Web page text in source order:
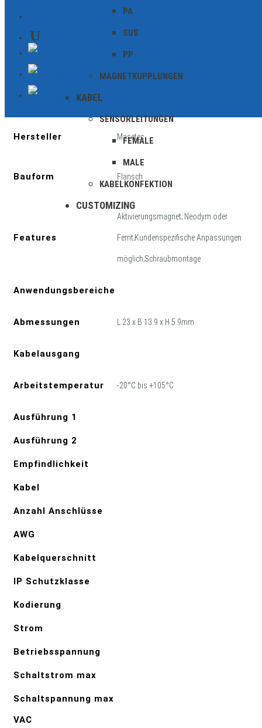
PA
SUS
PP
MAGNETKUPPLUNGEN
KABEL
SENSORLEITUNGEN
FEMALE
MALE
KABELKONFEKTION
CUSTOMIZING
Zusätzliche Informationen
Hersteller Masetec
Bauform Flansch
Features
Aktivierungsmagnet; Neodym oder
Ferrit;Kundenspezifische Anpassungen
möglich;Schraubmontage
Anwendungsbereiche
Abmessungen L 23 x B 13.9 x H 5.9mm
Kabelausgang
Arbeitstemperatur -20°C bis +105°C
Ausführung 1
Ausführung 2
Empfindlichkeit
Kabel
Anzahl Anschlüsse
AWG
Kabelquerschnitt
IP Schutzklasse
Kodierung
Strom
Betriebsspannung
Schaltstrom max
Schaltspannung max
VAC